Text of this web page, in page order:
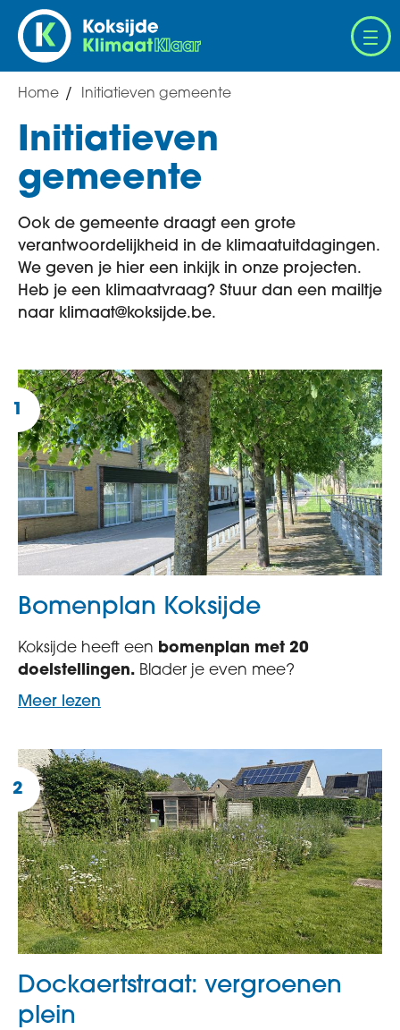
Overslaan
en
naar
inhoud
gaan
Breadcrumb
Home Initiatieven gemeente
Initiatieven
gemeente
Ook de gemeente draagt een grote
verantwoordelijkheid in de klimaatuitdagingen.
We geven je hier een inkijk in onze projecten.
Heb je een klimaatvraag? Stuur dan een mailtje
naar klimaat@koksijde.be.
Bomenplan Koksijde
Koksijde heeft een bomenplan met 20
doelstellingen. Blader je even mee?
Meer lezen
Dockaertstraat: vergroenen
plein